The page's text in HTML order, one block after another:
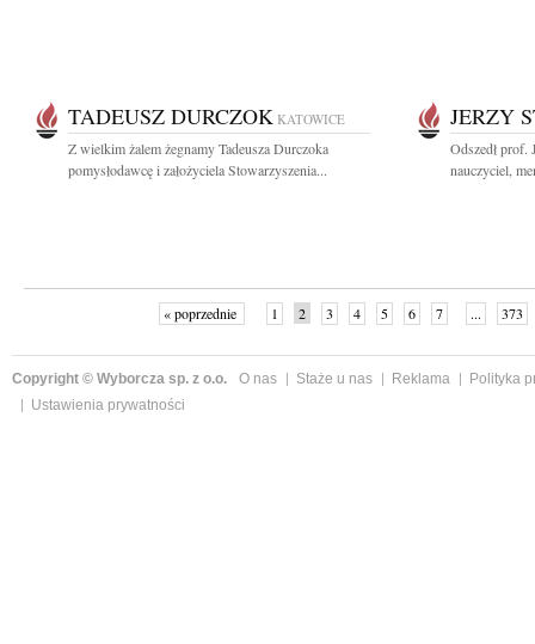
TADEUSZ DURCZOK KATOWICE
Z wielkim żalem żegnamy Tadeusza Durczoka
pomysłodawcę i założyciela Stowarzyszenia...
JERZY
Odszedł
nauczyciel,
« poprzednie 1 2 3 4 5 6 7 ... 373
Copyright © Wyborcza sp. z o.o. O nas Staże u nas Reklama
Polityka
Ustawienia prywatności